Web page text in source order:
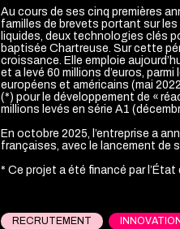
Au cours de ses cinq premières
familles de brevets portant sur
liquides, deux technologies clés
baptisée Chartreuse. Sur cette
croissance. Elle emploie
et a levé 60 millions d’euros,
européens et américains (mai
(*) pour le développement de «
millions levés en série A1
En octobre 2025, l’entreprise a
françaises, avec le lancement de
* Ce projet a été financé par l’État
RECRUTEMENT INNOVATION